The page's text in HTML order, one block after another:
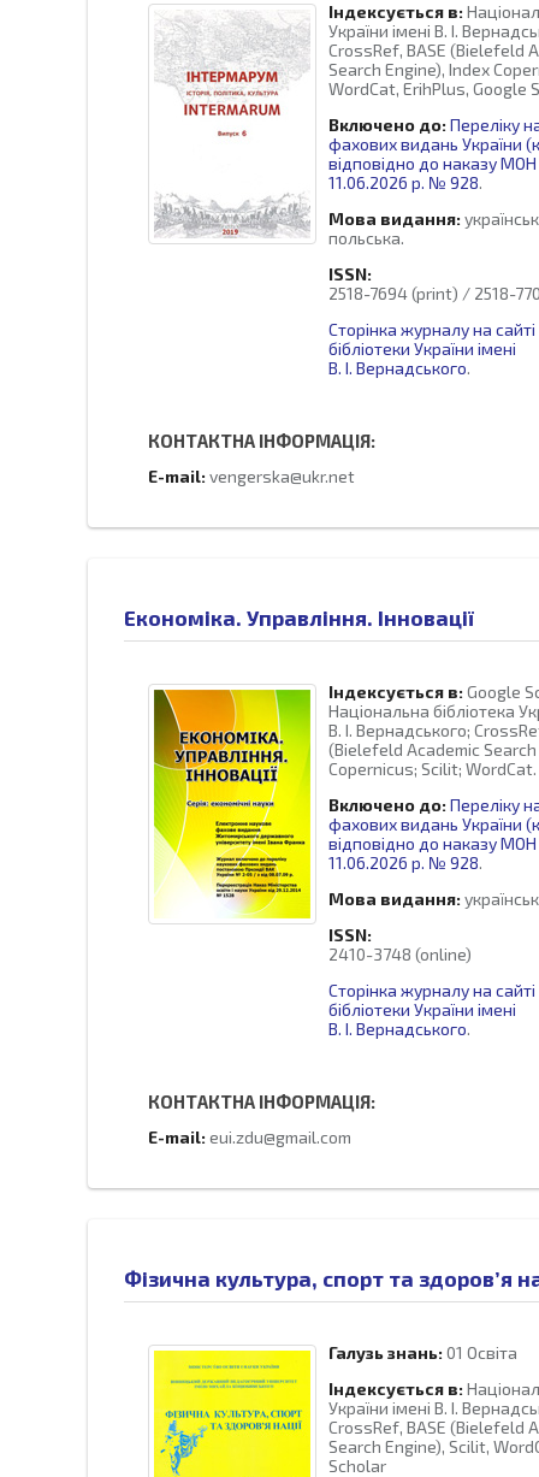
Індексується в:
України імені В. І.
CrossRef, BASE (Bielefeld
Search Engine), Index
WordCat, ErihPlus, Google
Включено до: Переліку
фахових видань України
відповідно до наказу МОН
11.06.2026 р. № 928.
Мова видання:
польська.
ISSN:
2518-7694 (print) / 2518-
Сторінка журналу на
бібліотеки України імені
В. І. Вернадського.
КОНТАКТНА ІНФОРМАЦІЯ:
E-mail: vengerska@ukr.net
Економіка. Управління. Інновації
Індексується в: Google
Національна бібліотека
В. І. Вернадського;
(Bielefeld Academic Search
Copernicus; Scilit; WordCat.
Включено до: Переліку
фахових видань України
відповідно до наказу МОН
11.06.2026 р. № 928.
Мова видання:
ISSN:
2410-3748 (online)
Сторінка журналу на
бібліотеки України імені
В. І. Вернадського.
КОНТАКТНА ІНФОРМАЦІЯ:
E-mail: eui.zdu@gmail.com
Фізична культура, спорт та здоров’я
Галузь знань: 01 Освіта
Індексується в:
України імені В. І.
CrossRef, BASE (Bielefeld
Search Engine), Scilit,
Scholar